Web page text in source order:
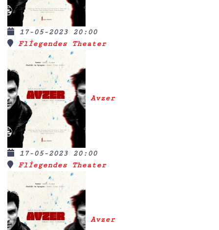
17-05-2023 20:00
Fliegendes Theater
Avzer
17-05-2023 20:00
Fliegendes Theater
Avzer